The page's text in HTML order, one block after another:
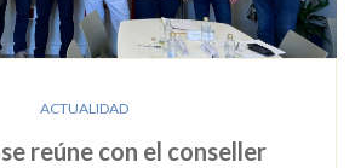
ACTUALIDAD
reúne con el conseller